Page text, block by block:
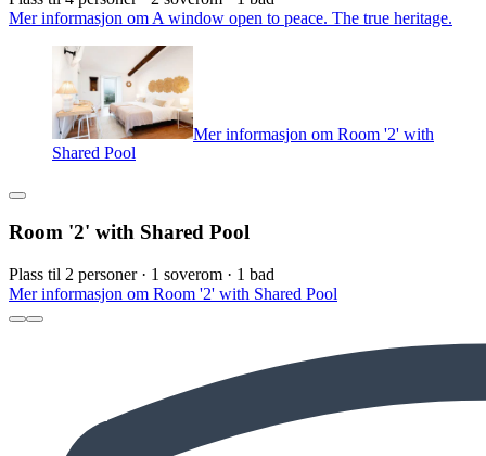
Mer informasjon om A window open to peace. The true heritage.
Mer informasjon om Room '2' with
Shared Pool
Room '2' with Shared Pool
Plass til 2 personer · 1 soverom · 1 bad
Mer informasjon om Room '2' with Shared Pool